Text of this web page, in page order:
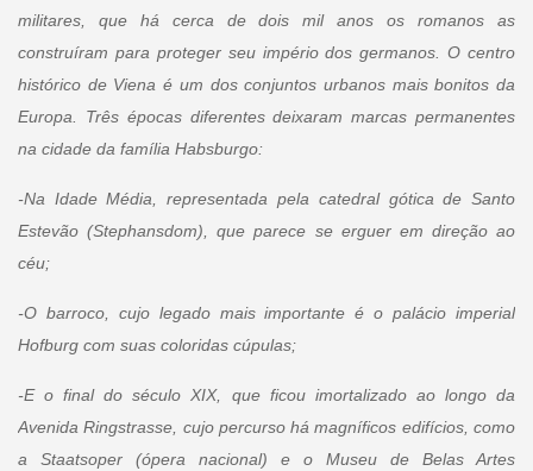
militares, que há cerca de dois mil anos os romanos as
construíram para proteger seu império dos germanos. O centro
histórico de Viena é um dos conjuntos urbanos mais bonitos da
Europa. Três épocas diferentes deixaram marcas permanentes
na cidade da família Habsburgo:
-Na Idade Média, representada pela catedral gótica de Santo
Estevão (Stephansdom), que parece se erguer em direção ao
céu;
-O barroco, cujo legado mais importante é o palácio imperial
Hofburg com suas coloridas cúpulas;
-E o final do século XIX, que ficou imortalizado ao longo da
Avenida Ringstrasse, cujo percurso há magníficos edifícios, como
a Staatsoper (ópera nacional) e o Museu de Belas Artes